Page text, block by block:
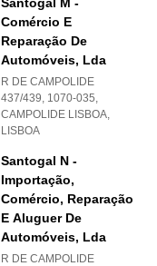
Comércio E
Reparação De
Automóveis, Lda
R DE CAMPOLIDE
437/439, 1070-035,
CAMPOLIDE LISBOA,
LISBOA
Santogal N -
Importação,
Comércio, Reparação
E Aluguer De
Automóveis, Lda
R DE CAMPOLIDE